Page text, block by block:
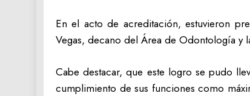
En el acto de acreditación, estuvieron
Vegas, decano del Área de Odontología y
Cabe destacar, que este logro se pudo
cumplimiento de sus funciones como